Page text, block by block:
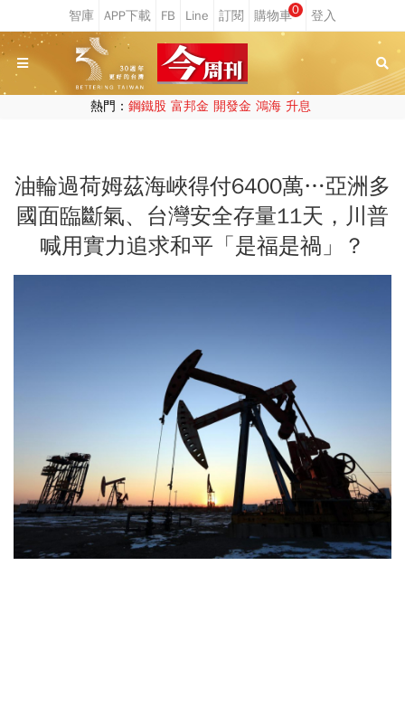
0
熱門： 鋼鐵股 富邦金 開發金 鴻海 升息
油輪過荷姆茲海峽得付6400萬…亞洲多
國面臨斷氣、台灣安全存量11天，川普
喊用實力追求和平「是福是禍」？